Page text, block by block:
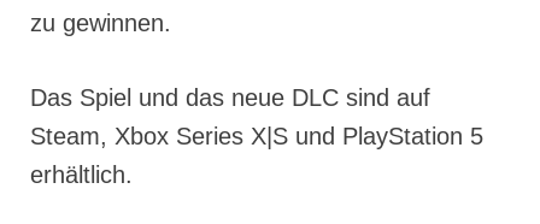
zu gewinnen.
Das Spiel und das neue DLC sind auf
Steam, Xbox Series X|S und PlayStation 5
erhältlich.